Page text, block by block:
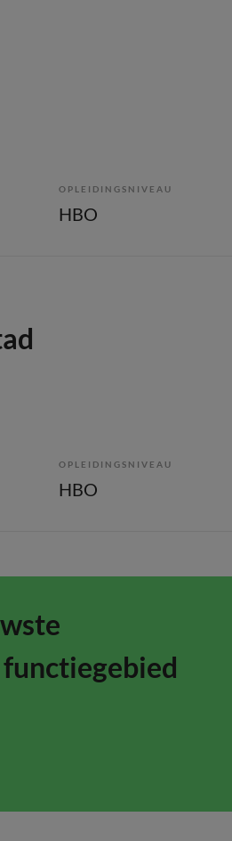
OPLEIDINGSNIVEAU
HBO
OPLEIDINGSNIVEAU
HBO